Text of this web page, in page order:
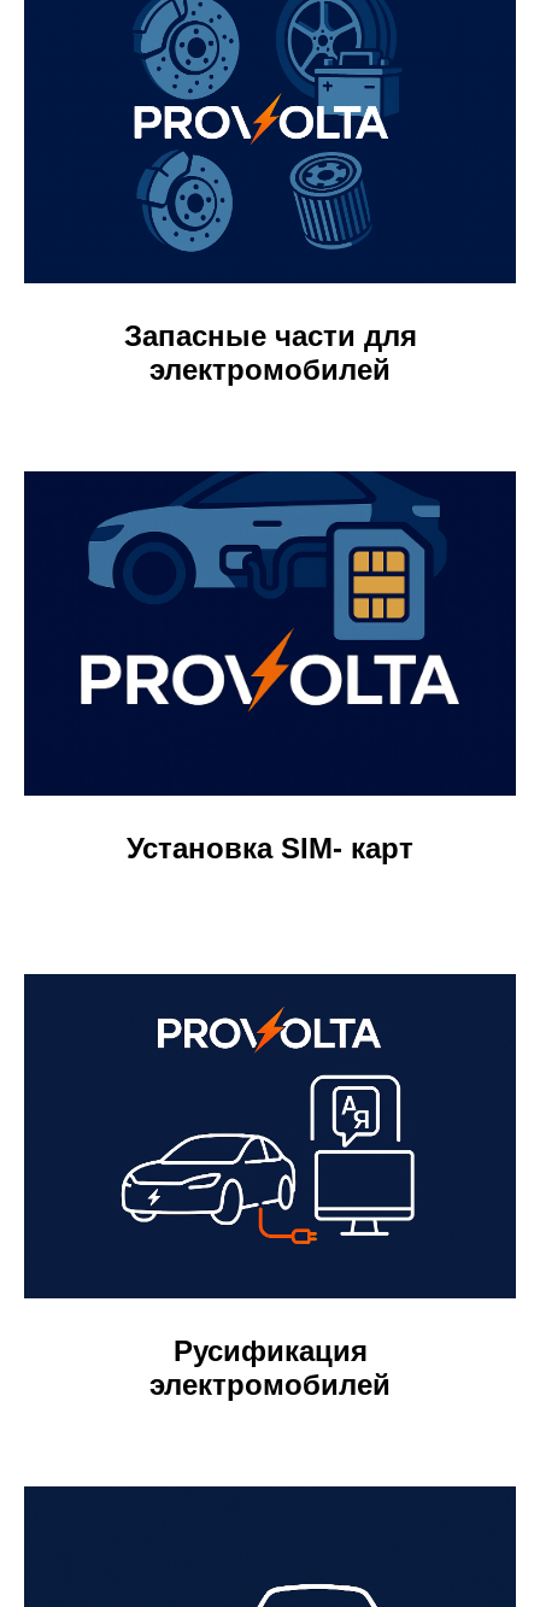
Запасные части для
электромобилей
Установка SIM- карт
Русификация
электромобилей